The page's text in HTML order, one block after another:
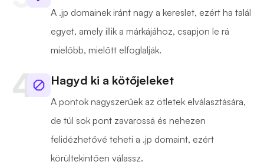
A .jp domainek iránt nagy a kereslet, ezért ha talál
egyet, amely illik a márkájához, csapjon le rá
mielőbb, mielőtt elfoglalják.
Hagyd ki a kötőjeleket
A pontok nagyszerűek az ötletek elválasztására,
de túl sok pont zavarossá és nehezen
felidézhetővé teheti a .jp domaint, ezért
körültekintően válassz.